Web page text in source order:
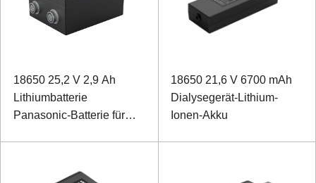
18650 25,2 V 2,9 Ah
Lithiumbatterie
Panasonic-Batterie für
18650 21,6 V 6700 mAh
Dialysegerät-Lithium-
Ionen-Akku